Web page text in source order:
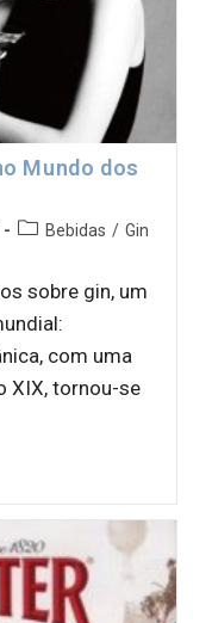
Mundo dos
Bebidas / Gin
sobre gin, um
com uma
XIX, tornou-se